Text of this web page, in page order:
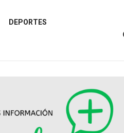
DEPORTES